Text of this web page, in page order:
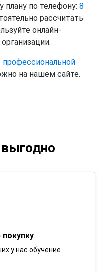
плану по телефону: 8
рассчитать
онлайн-
на нашем сайте.
у нас обучение